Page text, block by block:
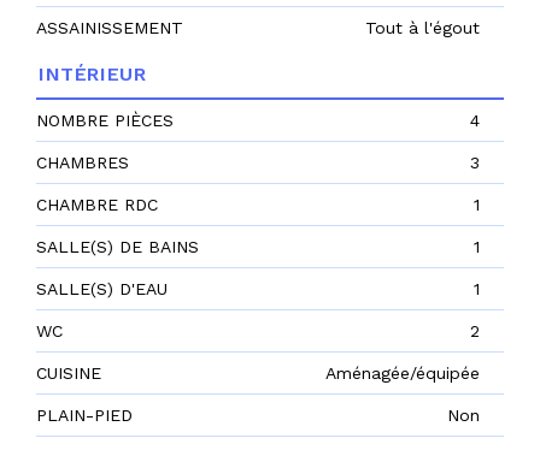
ASSAINISSEMENT Tout à l'égout
INTÉRIEUR
NOMBRE PIÈCES 4
CHAMBRES 3
CHAMBRE RDC 1
SALLE(S) DE BAINS 1
SALLE(S) D'EAU 1
WC 2
CUISINE Aménagée/équipée
PLAIN-PIED Non